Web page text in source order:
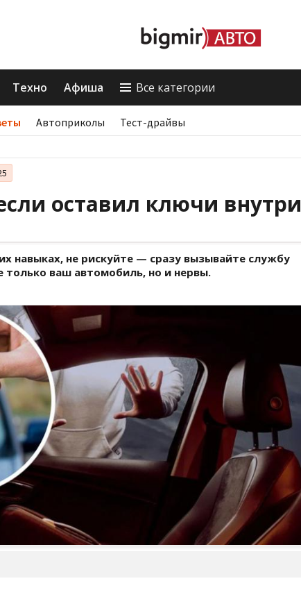
Техно Афиша Все категории
Автоприколы Тест-драйвы
оставил ключи внутри
навыках, не рискуйте — сразу вызывайте службу
только ваш автомобиль, но и нервы.